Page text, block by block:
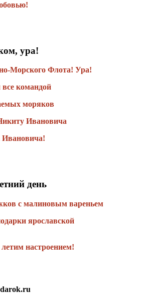
ура!
Морского Флота! Ура!
командой
моряков
Ивановича
день
с малиновым вареньем
ярославской
настроением!